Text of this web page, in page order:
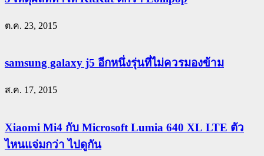
ต.ค. 23, 2015
samsung galaxy j5 อีกหนึ่งรุ่นที่ไม่ควรมองข้าม
ส.ค. 17, 2015
Xiaomi Mi4 กับ Microsoft Lumia 640 XL LTE ตัว
ไหนแจ่มกว่า ไปดูกัน